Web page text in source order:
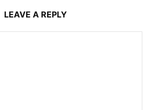
LEAVE A REPLY